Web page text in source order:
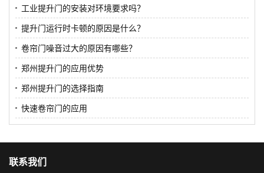
工业提升门的安装对环境要求吗？
提升门运行时卡顿的原因是什么？
卷帘门噪音过大的原因有哪些？
郑州提升门的应用优势
郑州提升门的选择指南
快速卷帘门的应用
联系我们